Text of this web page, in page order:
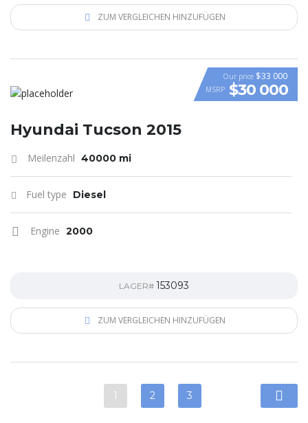
ZUM VERGLEICHEN HINZUFÜGEN
VIDEO
Our price $33 000
MSRP $30 000
Hyundai Tucson 2015
Meilenzahl 40000 mi
Fuel type Diesel
Engine 2000
LAGER# 153093
ZUM VERGLEICHEN HINZUFÜGEN
1 2 3